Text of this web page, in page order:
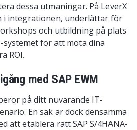
dessa utmaningar. På LeverX
i integrationen, underlättar för
och utbildning på plats
systemet för att möta dina
ROI.
med SAP EWM
på ditt nuvarande IT-
En sak är dock densamma
att etablera rätt SAP S/4HANA-